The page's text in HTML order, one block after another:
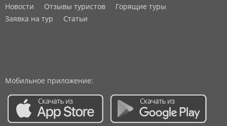
Новости Отзывы туристов
Горящие туры
Заявка на тур
Статьи
Мобильное приложение: